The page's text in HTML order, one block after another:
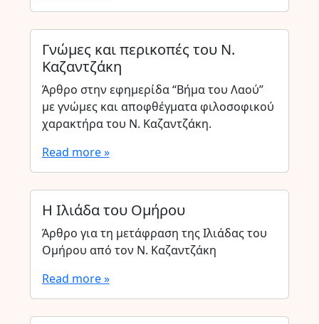
Γνώμες και περικοπές του Ν.
Καζαντζάκη
Άρθρο στην εφημερίδα “Βήμα του Λαού”
με γνώμες και αποφθέγματα φιλοσοφικού
χαρακτήρα του Ν. Καζαντζάκη.
Read more »
Η Ιλιάδα του Ομήρου
Άρθρο για τη μετάφραση της Ιλιάδας του
Ομήρου από τον Ν. Καζαντζάκη
Read more »